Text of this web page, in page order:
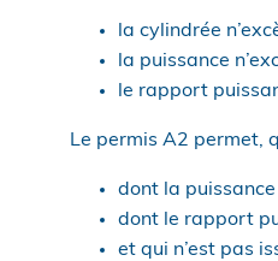
la cylindrée
la puissance
le rapport
Le permis A2 permet,
dont la puissance
dont le rapport
et qui n’est pas